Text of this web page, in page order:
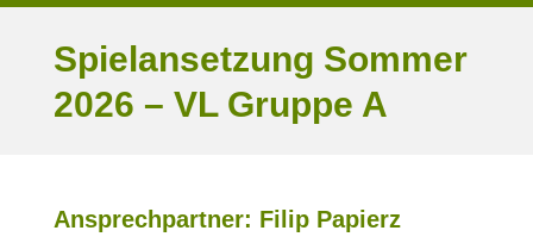
Spielansetzung Sommer
2026 – VL Gruppe A
Ansprechpartner: Filip Papierz